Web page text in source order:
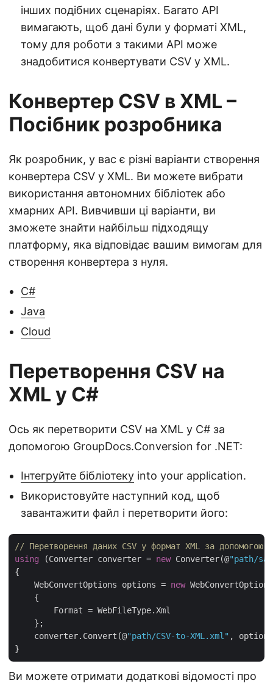
інших подібних сценаріях. Багато API
вимагають, щоб дані були у форматі XML,
тому для роботи з такими API може
знадобитися конвертувати CSV у XML.
Конвертер CSV в XML –
Посібник розробника
Як розробник, у вас є різні варіанти створення
конвертера CSV у XML. Ви можете вибрати
використання автономних бібліотек або
хмарних API. Вивчивши ці варіанти, ви
зможете знайти найбільш підходящу
платформу, яка відповідає вашим вимогам для
створення конвертера з нуля.
C#
Java
Cloud
Перетворення CSV на
XML у C#
Ось як перетворити CSV на XML у C# за
допомогою GroupDocs.Conversion for .NET:
Інтегруйте бібліотеку into your application.
Використовуйте наступний код, щоб
завантажити файл і перетворити його:
// Перетворення даних CSV у формат XML за допомогою
using (Converter converter = new Converter(@"path/
{
    WebConvertOptions options =
new WebConvertOptions
    {
        Format = WebFileType.Xml
    };
    converter.Convert(@
"path/CSV-to-XML.xml" ,
Ви можете отримати додаткові відомості про